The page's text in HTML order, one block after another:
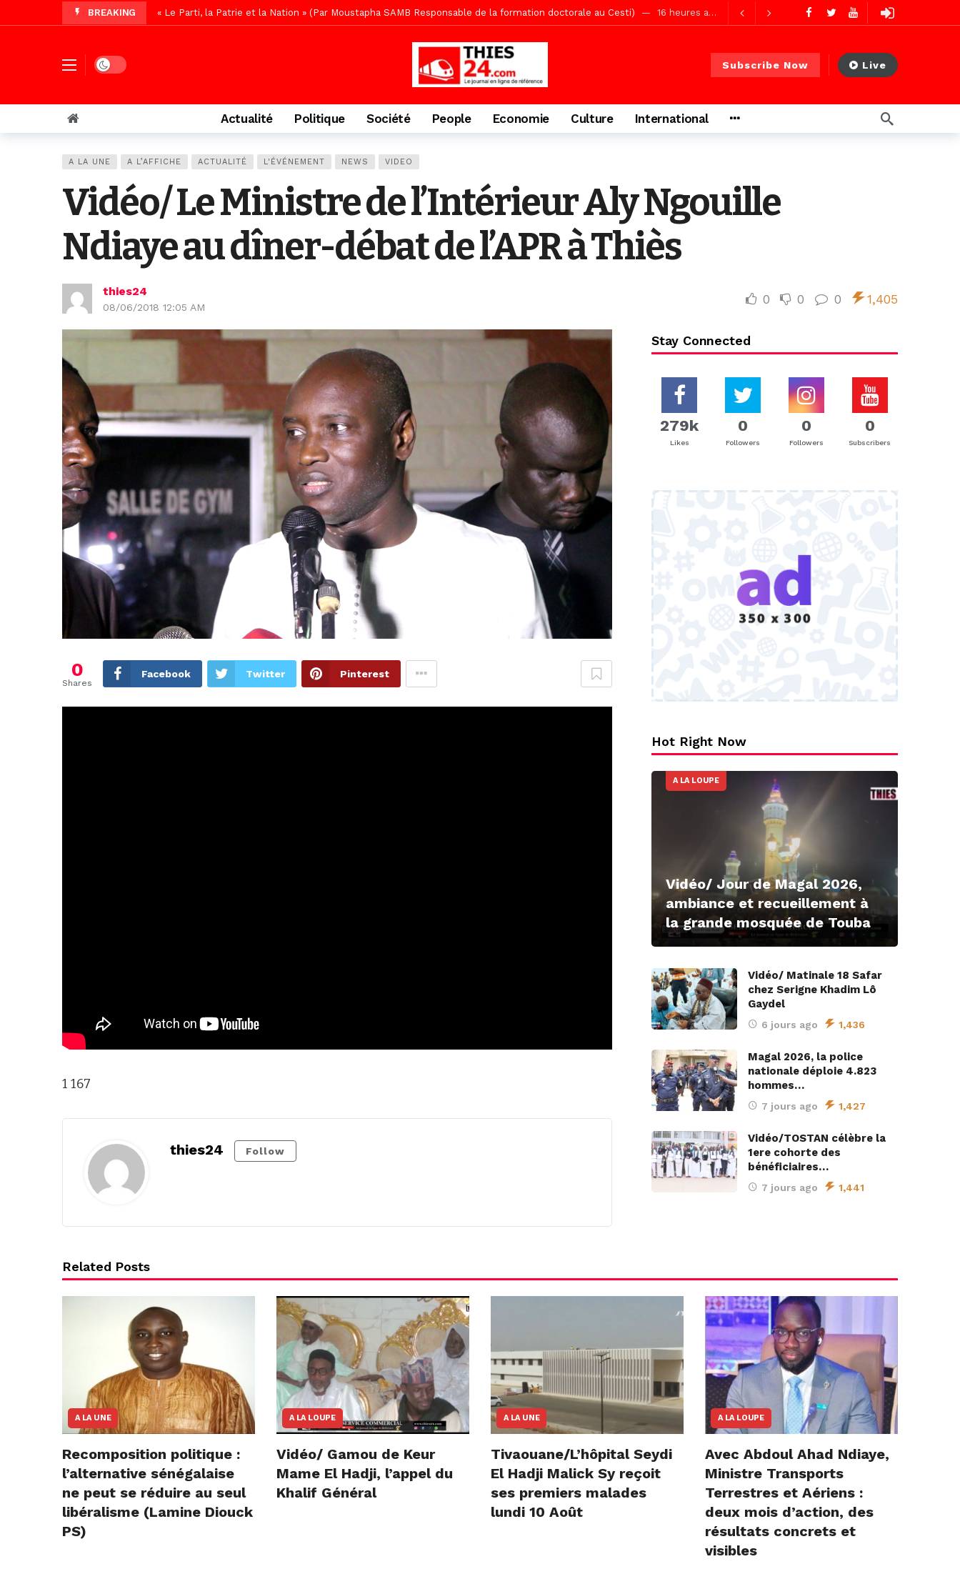
BREAKING Affaire Pape Cheikh Diallo : La liste des bénéficiaires de non-lieu et des prévenus renvoyés en procès 16 heures ago
Vidéo/ L’arrivée spectaculaire à la gare de Thiès, du dernier train en provenance de Touba
Vidéo/ Grand Thiès en deuil, Cheikh Ndiaye l’initiateur du kurel 18 Safar a péri dans un accident
Vidéo/Gamou Bakhdad chez Boroom Ndaam, sécurité, eau, au coeur des priorités 2 jours ago
Vidéo/Magal Serigne Abdoulaye Yakhine, le Comité d’organisation dévoile ses priorités 2 jours ago
Autoroute Dakar-Saint Louis, les récriminations des populations de Pambal
Dark mode Subscribe Now Live
Actualité Politique Société People Economie Culture International
A LA UNE A L’AFFICHE ACTUALITÉ L'ÉVÉNEMENT NEWS VIDEO
Vidéo/ Le Ministre de l’Intérieur Aly Ngouille
Ndiaye au dîner-débat de l’APR à Thiès
thies24
08/06/2018 12:05 AM
0 0 0 1,405
0
Shares
Facebook Twitter Pinterest
1 167
thies24 Follow
Stay Connected
279k
Likes
0
Followers
0
Followers
0
Subscribers
Hot Right Now
A LA LOUPE
Vidéo/ Jour de Magal 2026,
ambiance et recueillement à
la grande mosquée de Touba
Vidéo/ Matinale 18 Safar
chez Serigne Khadim Lô
Gaydel
6 jours ago 1,436
Magal 2026, la police
nationale déploie 4.823
hommes…
7 jours ago 1,427
Vidéo/TOSTAN célèbre la
1ere cohorte des
bénéficiaires…
7 jours ago 1,441
Related Posts
A LA UNE
Recomposition politique :
l’alternative sénégalaise
ne peut se réduire au seul
libéralisme (Lamine Diouck
PS)
A LA LOUPE
Vidéo/ Gamou de Keur
Mame El Hadji, l’appel du
Khalif Général
A LA UNE
Tivaouane/L’hôpital Seydi
El Hadji Malick Sy reçoit
ses premiers malades
lundi 10 Août
A LA LOUPE
Avec Abdoul Ahad Ndiaye,
Ministre Transports
Terrestres et Aériens :
deux mois d’action, des
résultats concrets et
visibles